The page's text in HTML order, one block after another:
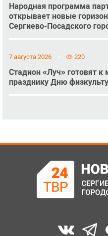
Народная программа
открывает новые
Сергиево-Посадского
7 августа 2026 220
Стадион «Луч» готовят
празднику Дню